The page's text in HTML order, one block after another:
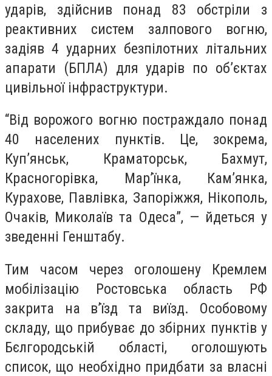
ударів, здійснив понад 83 обстріли з
реактивних систем залпового вогню,
задіяв 4 ударних безпілотних літальних
апарати (БПЛА) для ударів по об’єктах
цивільної інфраструктури.
“Від ворожого вогню постраждало понад
40 населених пунктів. Це, зокрема,
Куп’янськ, Краматорськ, Бахмут,
Красногорівка, Мар’їнка, Кам’янка,
Курахове, Павлівка, Запоріжжя, Нікополь,
Очаків, Миколаїв та Одеса”, — йдеться у
зведенні Генштабу.
Тим часом через оголошену Кремлем
мобілізацію Ростовська область РФ
закрита на в’їзд та виїзд. Особовому
складу, що прибуває до збірних пунктів у
Бєлгородській області, оголошують
список, що необхідно придбати за власні